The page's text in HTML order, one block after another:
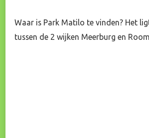
Waar is Park Matilo te vinden? Het
tussen de 2 wijken Meerburg en